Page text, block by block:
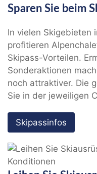
Sparen Sie beim
In vielen Skigebieten
profitieren
Skipass-Vorteilen.
Sonderaktionen
noch attraktiver. Die
Sie in der jeweiligen
Skipassinfos